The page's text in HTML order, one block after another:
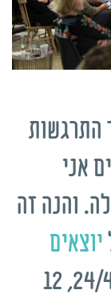
התרגשות
אני
והנה זה
יוצאים
שמתחילה את המסע ב- 24/4, 12